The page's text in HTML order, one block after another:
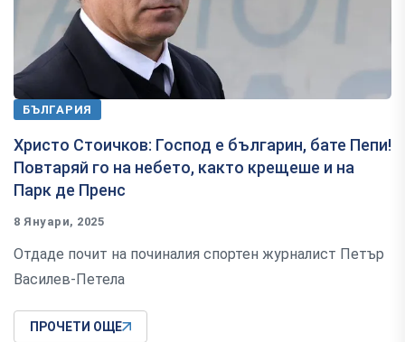
БЪЛГАРИЯ
Христо Стоичков: Господ е българин, бате Пепи!
Повтаряй го на небето, както крещеше и на
Парк де Пренс
8 Януари, 2025
Отдаде почит на починалия спортен журналист Петър
Василев-Петела
ПРОЧЕТИ ОЩЕ